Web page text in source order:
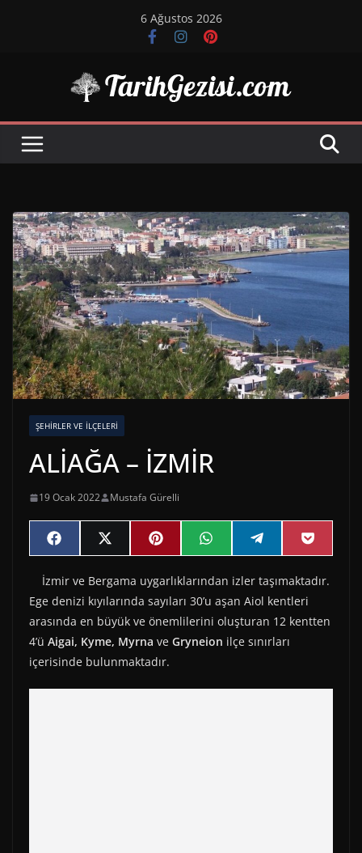
6 Ağustos 2026
ŞEHIRLER VE İLÇELERI
ALİAĞA – İZMİR
19 Ocak 2022 Mustafa Gürelli
Share
on
F
a
e
b
o
o
k
Share
on
X
(
w
i
t
t
r
)
Share
on
P
i
t
e
r
e
s
t
Share
on
W
h
t
s
A
p
p
Share
on
e
e
g
r
a
m
Share
on
P
o
k
İzmir ve Bergama uygarlıklarından izler taşımaktadır.
Ege denizi kıyılarında sayıları 30’u aşan Aiol kentleri
arasında en büyük ve önemlilerini oluşturan 12 kentten
4’ü Aigai, Kyme, Myrna ve Gryneion ilçe sınırları
içerisinde bulunmaktadır.